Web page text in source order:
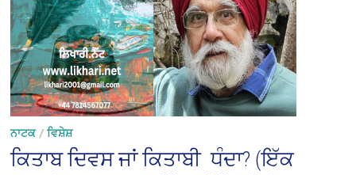
ਨਾਟਕ/ਵਿਸ਼ੇਸ਼
ਕਿਤਾਬ ਦਿਵਸ ਜਾਂ ਕਿਤਾਬੀ ਧੰਦਾ? (ਇੱਕ